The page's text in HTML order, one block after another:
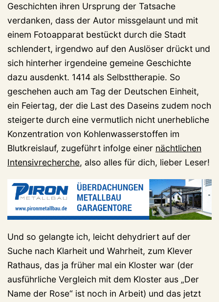
Geschichten ihren Ursprung der Tatsache
verdanken, dass der Autor missgelaunt und mit
einem Fotoapparat bestückt durch die Stadt
schlendert, irgendwo auf den Auslöser drückt und
sich hinterher irgendeine gemeine Geschichte
dazu ausdenkt. 1414 als Selbsttherapie. So
geschehen auch am Tag der Deutschen Einheit,
ein Feiertag, der die Last des Daseins zudem noch
steigerte durch eine vermutlich nicht unerhebliche
Konzentration von Kohlenwasserstoffen im
Blutkreislauf, zugeführt infolge einer nächtlichen
Intensivrecherche, also alles für dich, lieber Leser!
Und so gelangte ich, leicht dehydriert auf der
Suche nach Klarheit und Wahrheit, zum Klever
Rathaus, das ja früher mal ein Kloster war (der
ausführliche Vergleich mit dem Kloster aus „Der
Name der Rose“ ist noch in Arbeit) und das jetzt